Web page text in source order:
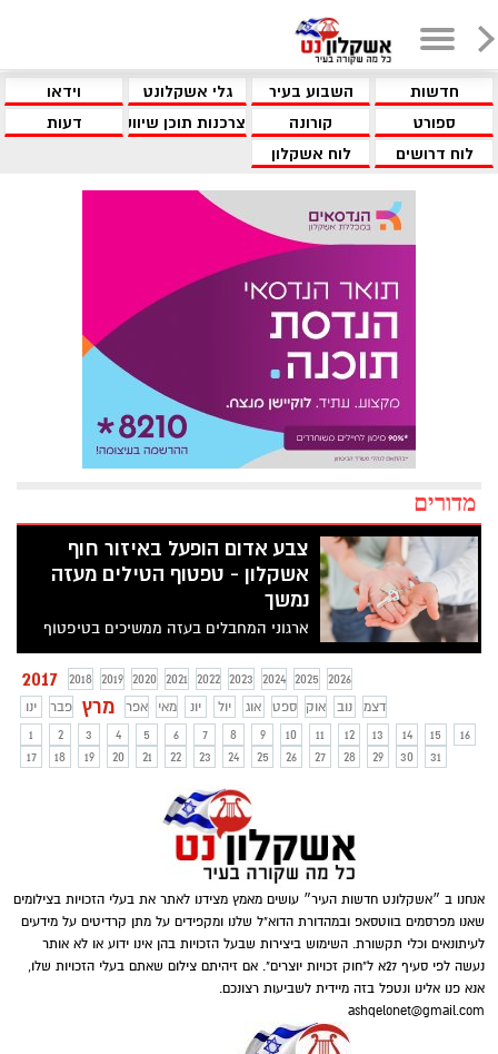
חדשות השבוע בעיר גלי אשקלונט
וידאו
ספורט
קורונה צרכנות תוכן שיווקי
דעות
לוח דרושים
לוח אשקלון
מדורים
צבע אדום הופעל באיזור חוף
אשקלון - טפטוף הטילים מעזה
נמשך
ארגוני המחבלים בעזה ממשיכים בטיפטוף
הטילים לעבר עוטף עזה. הבוקר נורו שתי
רקטות לעבר חוף אשקלון. נפילה אותרה
בשטח פתוח
2017 2018 2019 2020 2021 2022 2023 2024 2025
2026
ינו
פבר מרץ אפר מאי יונ יול אוג ספט אוק נוב
דצמ
1
2 3 4 5 6 7 8 9 10 11 12 13 14 15
16
17
18 19 20 21 22 23 24 25 26 27 28 29 30 31
אנחנו ב ״אשקלונט חדשות העיר״ עושים מאמץ מצידנו לאתר את בעלי הזכויות בצילומים
שאנו מפרסמים בווטסאפ ובמהדורת הדוא"ל שלנו ומקפידים על מתן קרדיטים על מידעים
לעיתונאים וכלי תקשורת. השימוש ביצירות שבעל הזכויות בהן אינו ידוע או לא אותר
נעשה לפי סעיף 27א ל"חוק זכויות יוצרים". אם זיהיתם צילום שאתם בעלי הזכויות שלו,
אנא פנו אלינו ונטפל בזה מיידית לשביעות רצונכם.
ashqelonet@gmail.com